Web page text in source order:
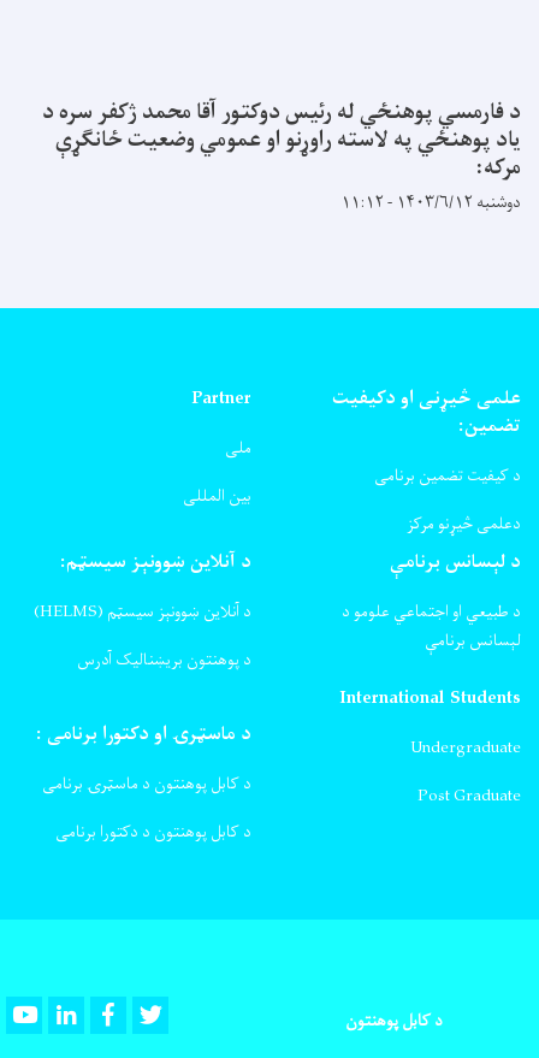
د فارمسي پوهنځي له رئیس دوکتور آقا محمد ژکفر سره د
یاد پوهنځي په لاسته راوړنو او عمومي وضعیت ځانګړې
مرکه:
دوشنبه ۱۴۰۳/۶/۱۲ - ۱۱:۱۲
علمی څیړنی او دکیفیت
تضمین:
د کیفیت تضمین برنامی
دعلمی څیړنو مرکز
Partner
ملی
بین المللی
د لېسانس برنامې
د طبیعي او اجتماعي علومو د
لېسانس برنامې
د آنلاین ښوونېز سیسټم:
د آنلاین ښوونېز سیسټم (HELMS)
د پوهنتون بریښنالیک آدرس
International Students
Undergraduate
Post Graduate
د ماسټرۍ او دکتورا برنامی :
د کابل پوهنتون د ماسټرۍ برنامی
د کابل پوهنتون د دکتورا برنامی
د کابل پوهنتون YoutubeLinkedInFacebook